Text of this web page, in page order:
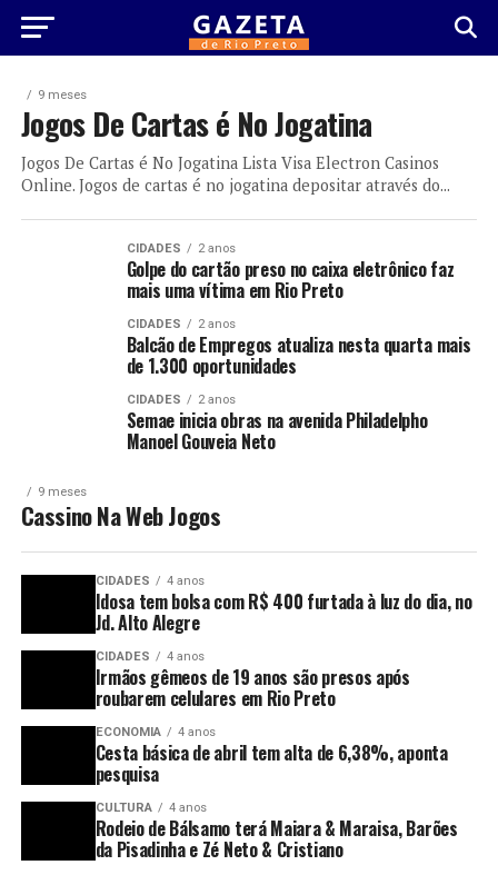
9 meses
Jogos De Cartas é No Jogatina
Jogos De Cartas é No Jogatina Lista Visa Electron Casinos
Online. Jogos de cartas é no jogatina depositar através do...
CIDADES 2 anos
Golpe do cartão preso no caixa eletrônico faz
mais uma vítima em Rio Preto
CIDADES 2 anos
Balcão de Empregos atualiza nesta quarta mais
de 1.300 oportunidades
CIDADES 2 anos
Semae inicia obras na avenida Philadelpho
Manoel Gouveia Neto
9 meses
Cassino Na Web Jogos
CIDADES 4 anos
Idosa tem bolsa com R$ 400 furtada à luz do dia, no
Jd. Alto Alegre
CIDADES 4 anos
Irmãos gêmeos de 19 anos são presos após
roubarem celulares em Rio Preto
ECONOMIA 4 anos
Cesta básica de abril tem alta de 6,38%, aponta
pesquisa
CULTURA 4 anos
Rodeio de Bálsamo terá Maiara & Maraisa, Barões
da Pisadinha e Zé Neto & Cristiano